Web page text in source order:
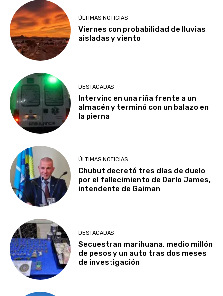
ÚLTIMAS NOTICIAS
Viernes con probabilidad de lluvias
aisladas y viento
DESTACADAS
Intervino en una riña frente a un
almacén y terminó con un balazo en
la pierna
ÚLTIMAS NOTICIAS
Chubut decretó tres días de duelo
por el fallecimiento de Darío James,
intendente de Gaiman
DESTACADAS
Secuestran marihuana, medio millón
de pesos y un auto tras dos meses
de investigación